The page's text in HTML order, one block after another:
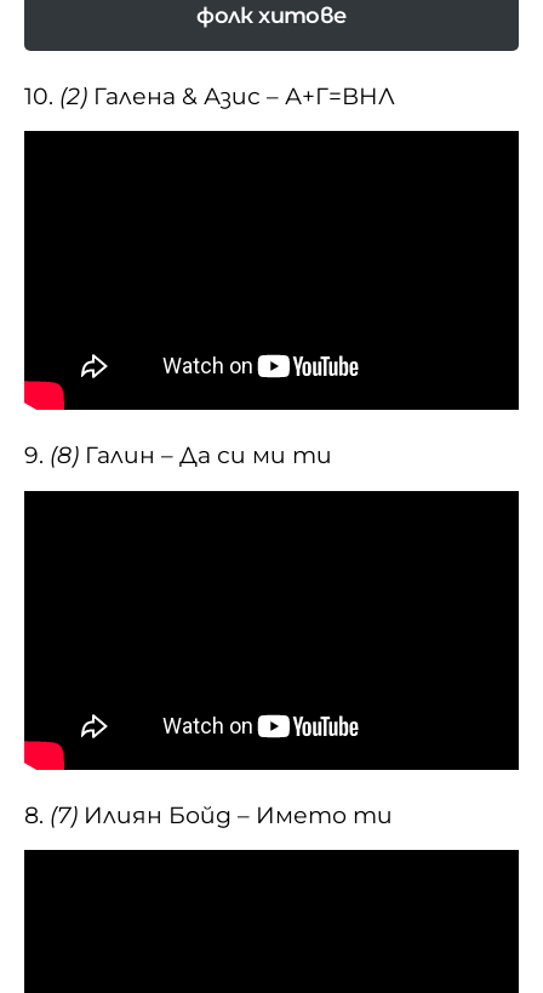
фолк хитове
10. (2) Галена & Азис – А+Г=ВНЛ
9. (8) Галин – Да си ми ти
8. (7) Илиян Бойд – Името ти